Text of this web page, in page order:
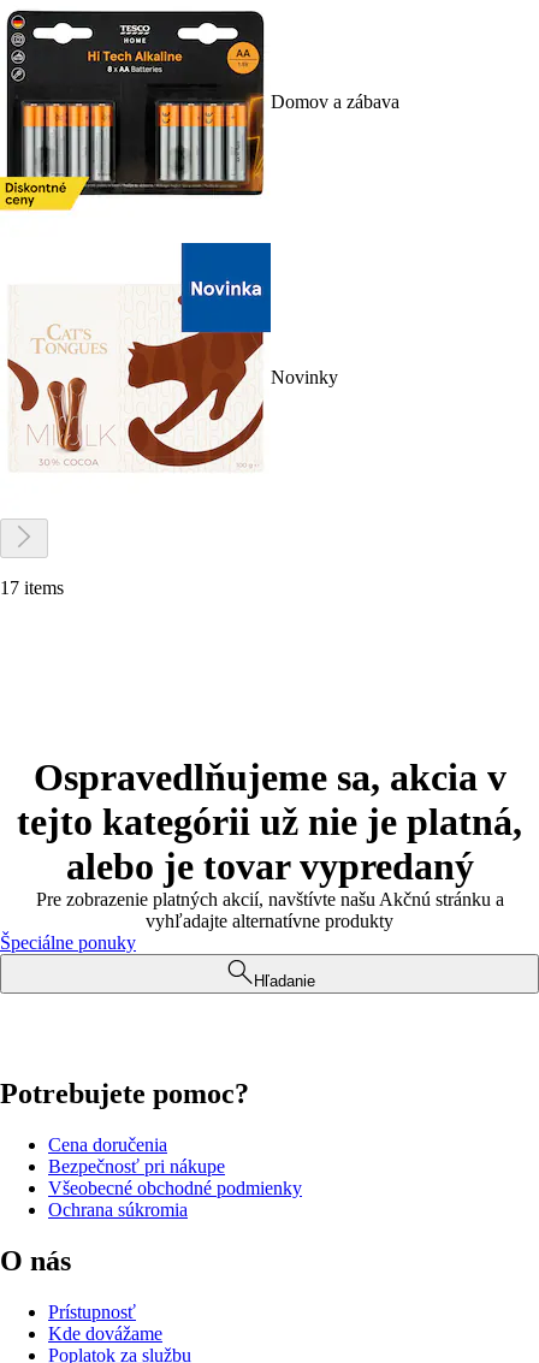
Domov a zábava
Novinky
17 items
Ospravedlňujeme sa, akcia v
tejto kategórii už nie je platná,
alebo je tovar vypredaný
Pre zobrazenie platných akcií, navštívte našu Akčnú stránku a
vyhľadajte alternatívne produkty
Špeciálne ponuky
Hľadanie
Potrebujete pomoc?
Cena doručenia
Bezpečnosť pri nákupe
Všeobecné obchodné podmienky
Ochrana súkromia
O nás
Prístupnosť
Kde dovážame
Poplatok za službu